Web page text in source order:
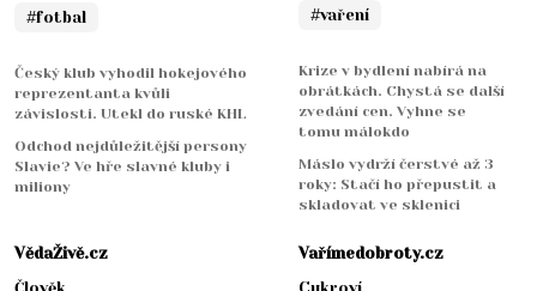
#fotbal
Český klub vyhodil hokejového
reprezentanta kvůli
závislosti. Utekl do ruské KHL
Odchod nejdůležitější persony
Slavie? Ve hře slavné kluby i
miliony
#vaření
Krize v bydlení nabírá na
obrátkách. Chystá se další
zvedání cen. Vyhne se
tomu málokdo
Máslo vydrží čerstvé až 3
roky: Stačí ho přepustit a
skladovat ve sklenici
VědaŽivě.cz
Vařímedobroty.cz